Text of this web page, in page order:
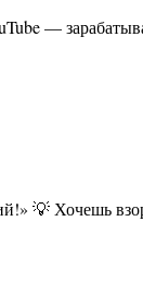
—
💡 Хочешь